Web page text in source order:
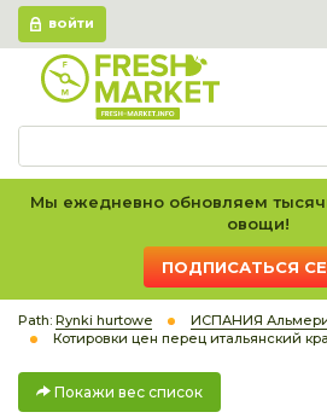
ВОЙТИ
Мы ежедневно обновляем
овощи!
ПОДПИСАТЬСЯ
Path: Rynki hurtowe
ИСПАНИЯ
Котировки цен перец итальянский
Покажи вес список